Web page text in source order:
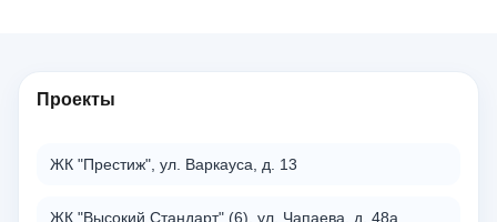
Проекты
ЖК "Престиж", ул. Варкауса, д. 13
ЖК "Высокий Стандарт" (6), ул. Чапаева, д. 48а